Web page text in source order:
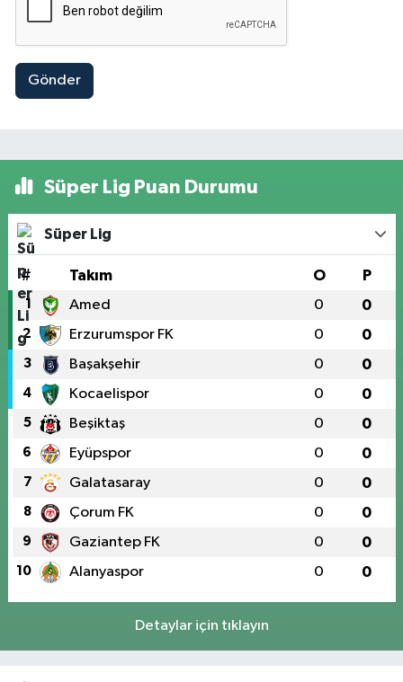
Gönder
Süper Lig Puan Durumu
Süper Lig
# Takım O P
1 Amed 0 0
2 Erzurumspor FK 0 0
3 Başakşehir 0 0
4 Kocaelispor 0 0
5 Beşiktaş 0 0
6 Eyüpspor 0 0
7 Galatasaray 0 0
8 Çorum FK 0 0
9 Gaziantep FK 0 0
10 Alanyaspor 0 0
Detaylar için tıklayın